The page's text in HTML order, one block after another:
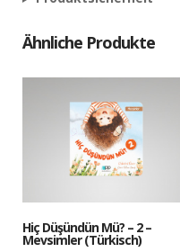
Ähnliche Produkte
Hiç Düşündün Mü? – 2 –
Mevsimler (Türkisch)